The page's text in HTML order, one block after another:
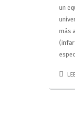
un
más